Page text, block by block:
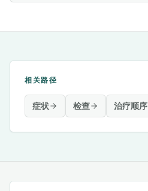
相关路径
症状 检查 治疗顺序